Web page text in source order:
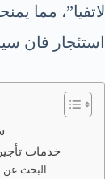
لاتفيا”، مما
استئجار فان
خدمات
البحث عن